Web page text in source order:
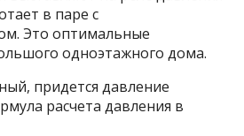
в паре с
Это оптимальные
одноэтажного дома.
придется давление
расчета давления в